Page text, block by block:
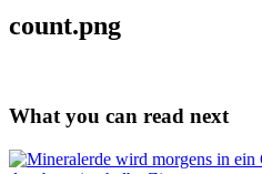
count.png
What you can read next